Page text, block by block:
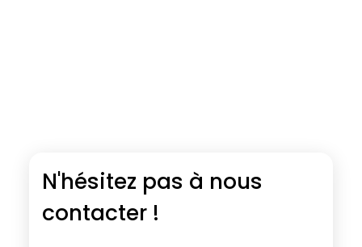
N'hésitez pas à nous
contacter !